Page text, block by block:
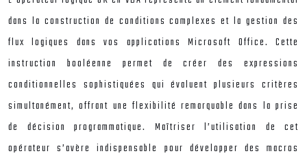
dans la construction de conditions complexes et la gestion des
flux logiques dans vos applications Microsoft Office. Cette
instruction booléenne permet de créer des expressions
conditionnelles sophistiquées qui évaluent plusieurs critères
simultanément, offrant une flexibilité remarquable dans la prise
de décision programmatique. Maîtriser l’utilisation de cet
opérateur s’avère indispensable pour développer des macros